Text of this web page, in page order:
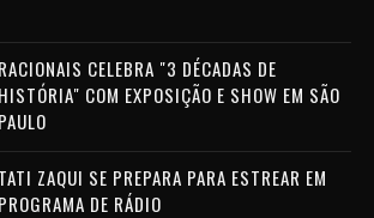
RACIONAIS CELEBRA "3 DÉCADAS DE
HISTÓRIA" COM EXPOSIÇÃO E SHOW EM SÃO
PAULO
TATI ZAQUI SE PREPARA PARA ESTREAR EM
PROGRAMA DE RÁDIO